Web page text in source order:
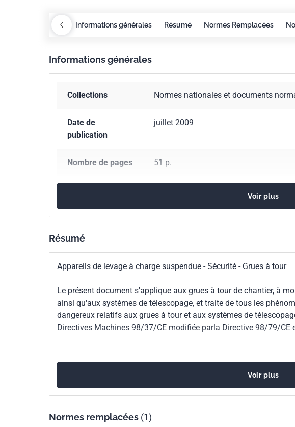
COBAZ Informations générales Résumé Normes Remplacées
Informations générales
Collections Normes nationales et documents
Date de
publication
juillet 2009
Nombre de pages 51 p.
Codes ICS 53.020.20Grues
Parenté
européenne
EN 14439+A2:2009
Voir plus
Résumé
Appareils de levage à charge suspendue - Sécurité - Grues à tour
Le présent document s'applique aux grues à tour de chantier, à
ainsi qu'aux systèmes de télescopage, et traite de tous les
dangereux relatifs aux grues à tour et aux systèmes de
Directives Machines 98/37/CE modifiée parla Directive 98/79/CE
Voir plus
Normes remplacées (1)